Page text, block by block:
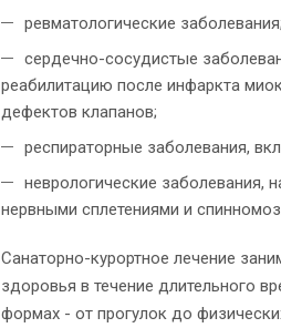
ревматологические заболевания;
сердечно-сосудистые
реабилитацию после инфаркта
дефектов клапанов;
респираторные заболевания,
неврологические
нервными сплетениями и
Санаторно-курортное лечение
здоровья в течение длительного
формах - от прогулок до